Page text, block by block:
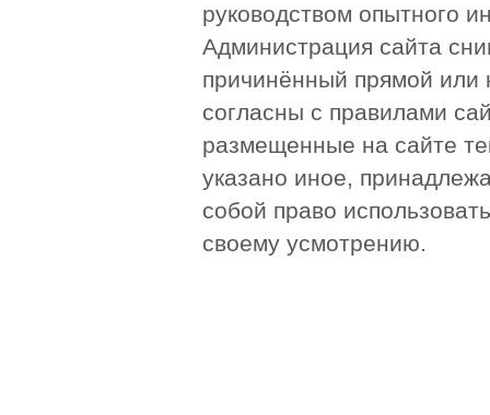
руководством опытного
Администрация сайта
причинённый прямой или
согласны с правилами
размещенные на сайте
указано иное,
собой право
своему усмотрению.